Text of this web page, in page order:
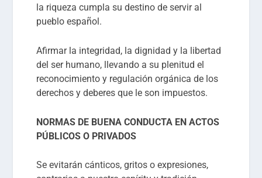
la riqueza cumpla su destino de servir al
pueblo español.
Afirmar la integridad, la dignidad y la libertad
del ser humano, llevando a su plenitud el
reconocimiento y regulación orgánica de los
derechos y deberes que le son impuestos.
NORMAS DE BUENA CONDUCTA EN ACTOS
PÚBLICOS O PRIVADOS
Se evitarán cánticos, gritos o expresiones,